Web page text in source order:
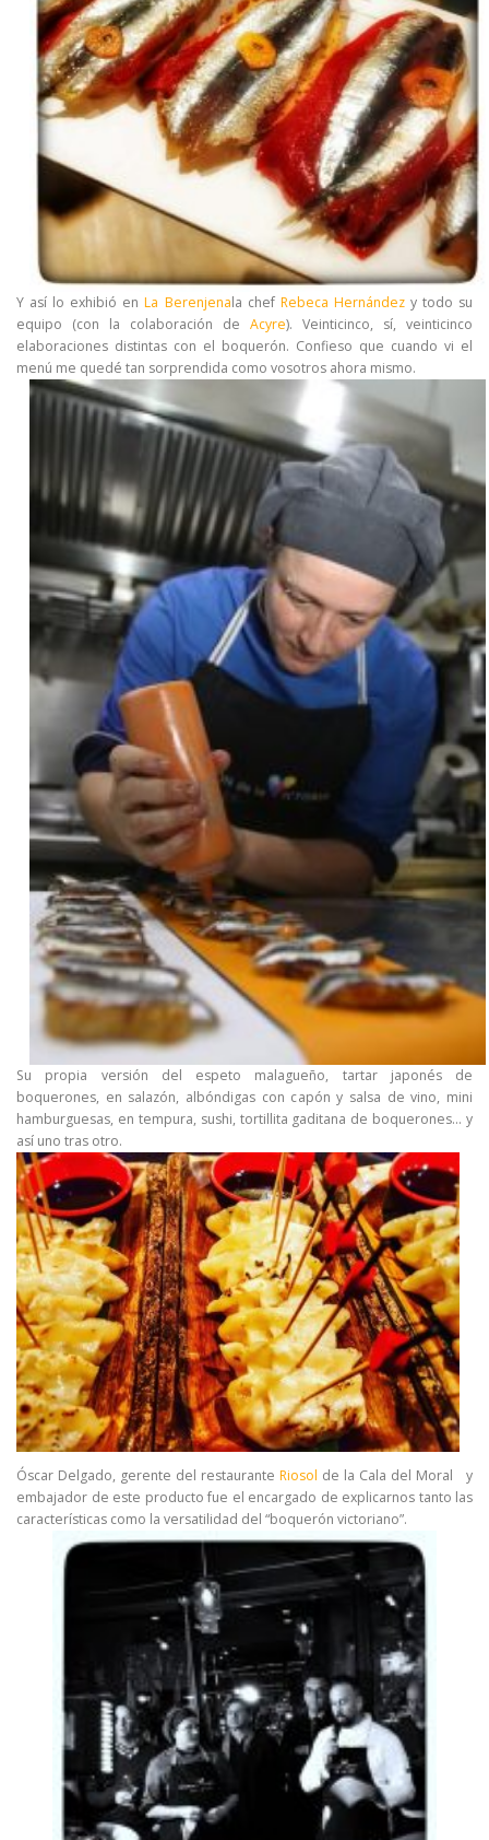
Y así lo exhibió enLa Berenjenala chef Rebeca Hernándezy todo su
equipo (con la colaboración de Acyre). Veinticinco, sí, veinticinco
elaboraciones distintas con el boquerón. Confieso que cuando vi el
menú me quedé tan sorprendida como vosotros ahora mismo.
Su propia versión del espeto malagueño, tartar japonés de
boquerones, en salazón, albóndigas con capón y salsa de vino, mini
hamburguesas, en tempura, sushi, tortillita gaditana de boquerones… y
así uno tras otro.
Óscar Delgado, gerente del restaurante Riosol de la Cala del Moral y
embajador de este producto fue el encargado de explicarnos tanto las
características como la versatilidad del “boquerón victoriano”.